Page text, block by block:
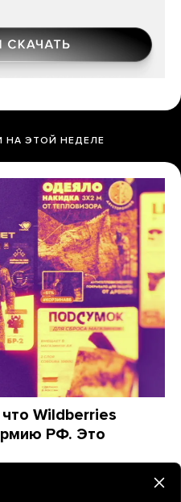
НА ЭТОЙ НЕДЕЛЕ
Wildberries
РФ. Это
заказывают для
даже